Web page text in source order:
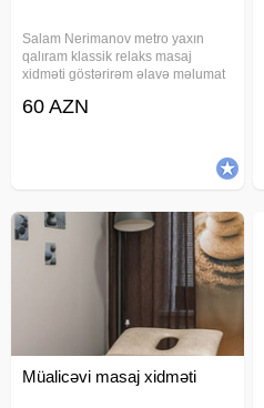
Salam Nerimanov metro yaxın
qalıram klassik relaks masaj
xidməti göstərirəm əlavə məlumat
yaxudda zəng edin özüm bəyəm
60 AZN
Müalicəvi masaj xidməti